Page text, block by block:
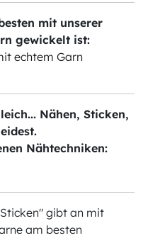
mit unserer
gewickelt ist:
echtem Garn
Nähen, Sticken,
Nähtechniken:
gibt an mit
am besten